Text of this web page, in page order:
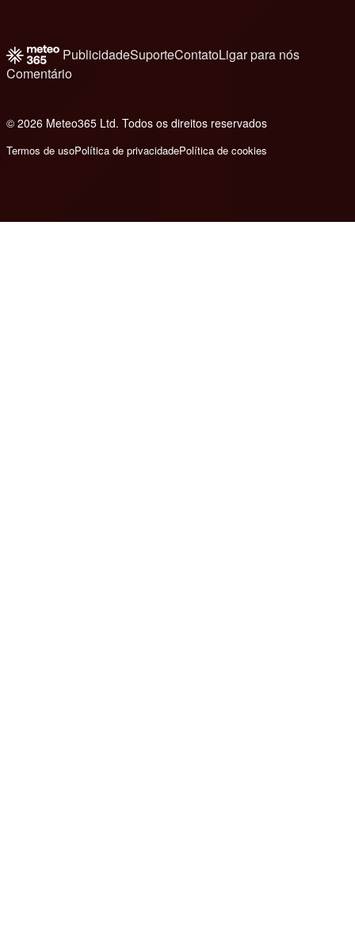
PublicidadeSuporteContatoLigar para nós
Comentário
© 2026 Meteo365 Ltd. Todos os direitos reservados
Termos de usoPolítica de privacidadePolítica de cookies